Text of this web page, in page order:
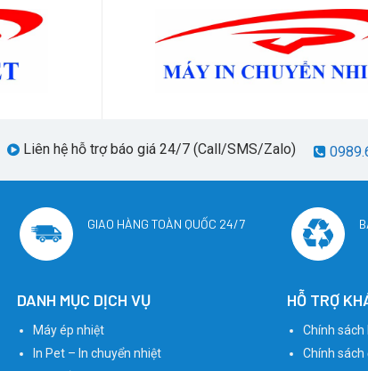
Liên hệ hỗ trợ báo giá 24/7 (Call/SMS/Zalo)
GIAO HÀNG TOÀN QUỐC 24/7
DANH MỤC DỊCH VỤ
Máy ép nhiệt
In Pet – In chuyển nhiệt
HỖ TRỢ
Chính sách
Chính sách